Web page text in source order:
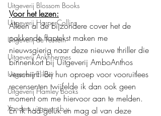
Uitgeverij Blossom Books
Uitgeverij HarperCollins
Uitgeverij de Fontein
Uitgeverij Ankhhermes
Uitgeverij Elikser
Uitgeverij Hamley Books
Xanders uitgevers b.v.
Voor het lezen:
Alleen al de bijzondere cover het de
pakkende flaptekst maken me
nieuwsgierig naar deze nieuwe thriller die
binnenkort bij Uitgeverij AmboAnthos
verschijnt. Bij hun oproep voor vooruitlees
recensenten twijfelde ik dan ook geen
moment om me hiervoor aan te melden.
En ik had geluk en mag al van deze